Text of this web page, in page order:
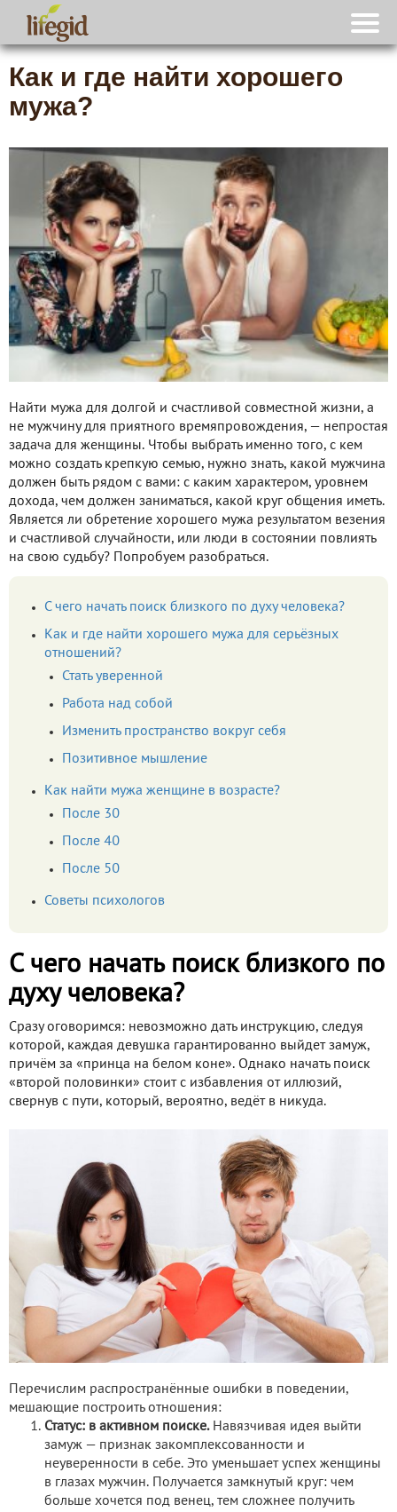
Как и где найти хорошего
мужа?
Найти мужа для долгой и счастливой совместной жизни, а
не мужчину для приятного времяпровождения, — непростая
задача для женщины. Чтобы выбрать именно того, с кем
можно создать крепкую семью, нужно знать, какой мужчина
должен быть рядом с вами: с каким характером, уровнем
дохода, чем должен заниматься, какой круг общения иметь.
Является ли обретение хорошего мужа результатом везения
и счастливой случайности, или люди в состоянии повлиять
на свою судьбу? Попробуем разобраться.
С чего начать поиск близкого по духу человека?
Как и где найти хорошего мужа для серьёзных
отношений?
Стать уверенной
Работа над собой
Изменить пространство вокруг себя
Позитивное мышление
Как найти мужа женщине в возрасте?
После 30
После 40
После 50
Советы психологов
С чего начать поиск близкого по
духу человека?
Сразу оговоримся: невозможно дать инструкцию, следуя
которой, каждая девушка гарантированно выйдет замуж,
причём за «принца на белом коне». Однако начать поиск
«второй половинки» стоит с избавления от иллюзий,
свернув с пути, который, вероятно, ведёт в никуда.
Перечислим распространённые ошибки в поведении,
мешающие построить отношения:
Статус: в активном поиске.Навязчивая идея выйти
замуж — признак закомплексованности и
неуверенности в себе. Это уменьшает успех женщины
в глазах мужчин. Получается замкнутый круг: чем
больше хочется под венец, тем сложнее получить